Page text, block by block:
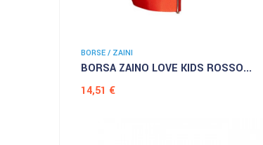
BORSE / ZAINI
BORSA ZAINO LOVE KIDS ROSSO...
Prezzo
14,51 €